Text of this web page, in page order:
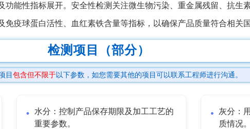
功能性指标展开。安全性检测关注微生物污染、重金属残留、抗生
疫球蛋白活性、血红素铁含量等指标，以确保产品质量符合相关
检测项目（部分）
目 包含但不限于以下参数，如您需要其他的项目可以联系工程师进行沟通。
水分：控制产品保存期限及加工工艺的
重要参数。
灰分：
质情况。